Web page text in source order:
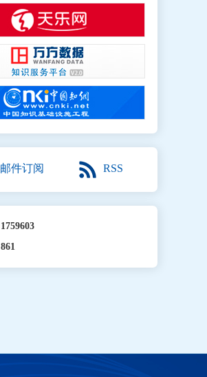
邮件订阅 RSS
1759603
861